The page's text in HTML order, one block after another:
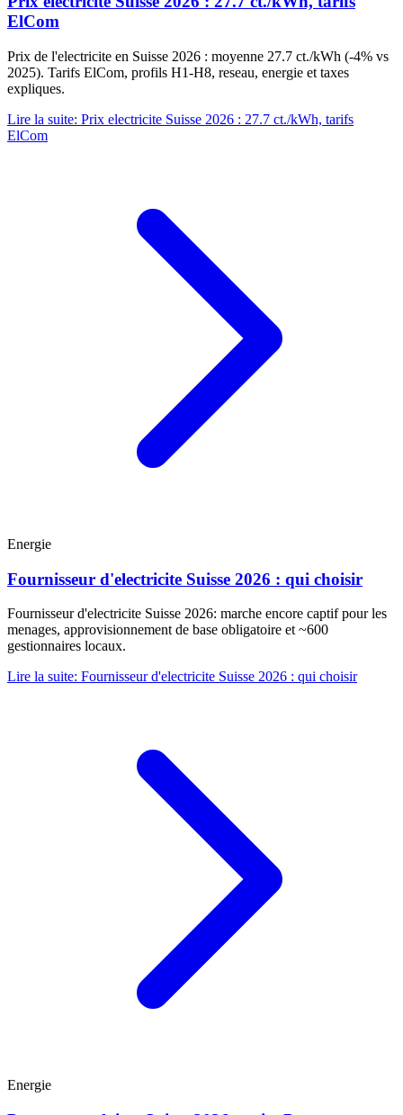
ElCom
Prix de l'electricite en Suisse 2026 : moyenne 27.7 ct./kWh (-4% vs
2025). Tarifs ElCom, profils H1-H8, reseau, energie et taxes
expliques.
Lire la suite: Prix electricite Suisse 2026 : 27.7 ct./kWh, tarifs
ElCom
Energie
Fournisseur d'electricite Suisse 2026 : qui choisir
Fournisseur d'electricite Suisse 2026: marche encore captif pour les
menages, approvisionnement de base obligatoire et ~600
gestionnaires locaux.
Lire la suite: Fournisseur d'electricite Suisse 2026 : qui choisir
Energie